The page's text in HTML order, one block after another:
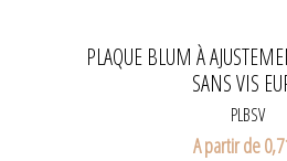
PLAQUE BLUM À
SANS VIS
PLBSV
A partir de